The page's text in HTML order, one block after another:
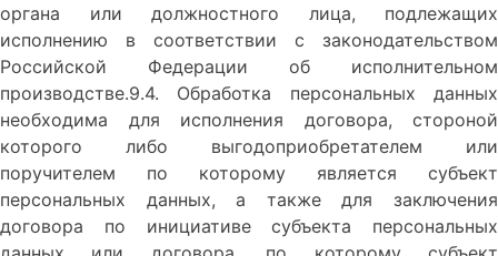
органа или должностного лица, подлежащих
исполнению в соответствии с законодательством
Российской Федерации об исполнительном
производстве.9.4. Обработка персональных данных
необходима для исполнения договора, стороной
которого либо выгодоприобретателем или
поручителем по которому является субъект
персональных данных, а также для заключения
договора по инициативе субъекта персональных